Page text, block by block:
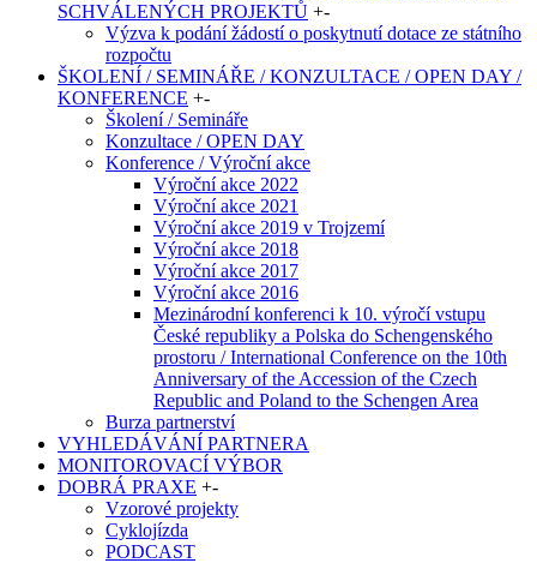
SCHVÁLENÝCH PROJEKTŮ +-
Výzva k podání žádostí o poskytnutí dotace ze státního
rozpočtu
ŠKOLENÍ / SEMINÁŘE / KONZULTACE / OPEN DAY /
KONFERENCE +-
Školení / Semináře
Konzultace / OPEN DAY
Konference / Výroční akce
Výroční akce 2022
Výroční akce 2021
Výroční akce 2019 v Trojzemí
Výroční akce 2018
Výroční akce 2017
Výroční akce 2016
Mezinárodní konferenci k 10. výročí vstupu
České republiky a Polska do Schengenského
prostoru / International Conference on the 10th
Anniversary of the Accession of the Czech
Republic and Poland to the Schengen Area
Burza partnerství
VYHLEDÁVÁNÍ PARTNERA
MONITOROVACÍ VÝBOR
DOBRÁ PRAXE +-
Vzorové projekty
Cyklojízda
PODCAST